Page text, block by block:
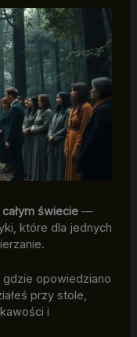
świecie—
które dla jednych
opowiedziano
przy stole,
i